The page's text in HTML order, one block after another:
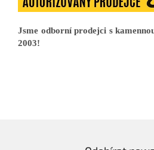
Jsme odborní prodejci s
2003!